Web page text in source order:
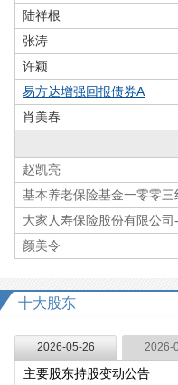
陆祥根
张涛
许颖
易方达增强回报债券A
肖美春
赵凯亮
基本养老保险基金一零零三
大家人寿保险股份有限公司
颜美令
十大股东
2026-05-26 2026-
主要股东持股变动公告